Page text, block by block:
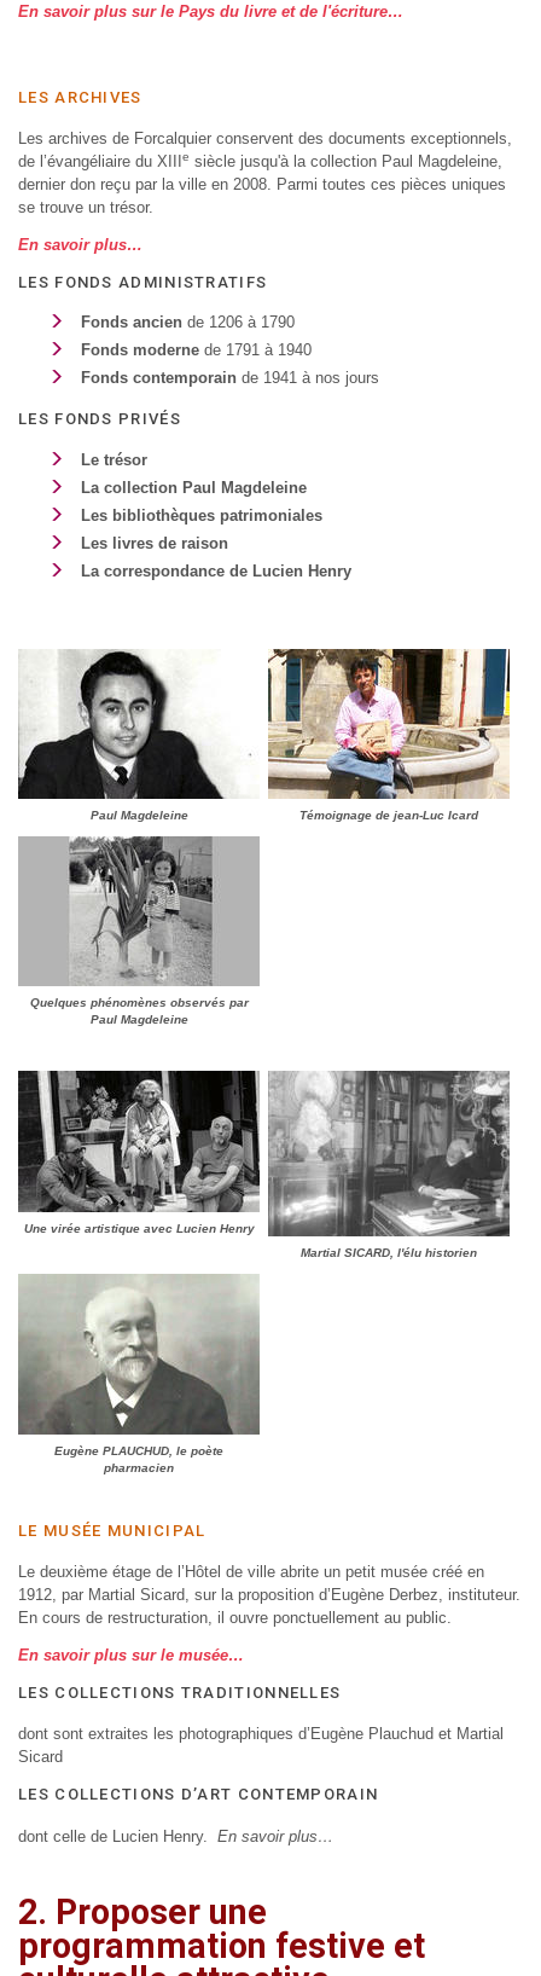
En savoir plus sur le Pays du livre et de l'écriture…
LES ARCHIVES
Les archives de Forcalquier conservent des documents exceptionnels,
de l’évangéliaire du XIII
e siècle jusqu'à la collection Paul Magdeleine,
dernier don reçu par la ville en 2008. Parmi toutes ces pièces uniques
se trouve un trésor.
En savoir plus…
LES FONDS ADMINISTRATIFS
Fonds ancien de 1206 à 1790
Fonds moderne de 1791 à 1940
Fonds contemporain de 1941 à nos jours
LES FONDS PRIVÉS
Le trésor
La collection Paul Magdeleine
Les bibliothèques patrimoniales
Les livres de raison
La correspondance de Lucien Henry
Paul Magdeleine Témoignage de jean-Luc Icard
Quelques phénomènes observés par
Paul Magdeleine
Une virée artistique avec Lucien Henry
Martial SICARD, l'élu historien
Eugène PLAUCHUD, le poète
pharmacien
LE MUSÉE MUNICIPAL
Le deuxième étage de l’Hôtel de ville abrite un petit musée créé en
1912, par Martial Sicard, sur la proposition d’Eugène Derbez, instituteur.
En cours de restructuration, il ouvre ponctuellement au public.
En savoir plus sur le musée…
LES COLLECTIONS TRADITIONNELLES
dont sont extraites les photographiques d’Eugène Plauchud et Martial
Sicard
LES COLLECTIONS D’ART CONTEMPORAIN
dont celle de Lucien Henry. En savoir plus…
2. Proposer une
programmation festive et